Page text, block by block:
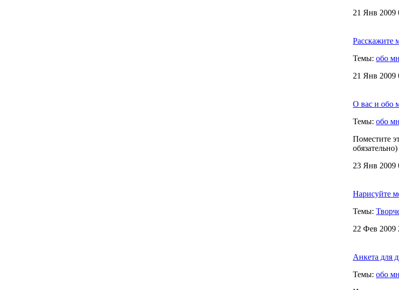
21 Янв 2009
Расскажите
Темы: обо
21 Янв 2009
О вас и обо
Темы: обо
Поместите
обязательно)
23 Янв 2009
Нарисуйте
Темы:
22 Фев 2009
Анкета для
Темы: обо